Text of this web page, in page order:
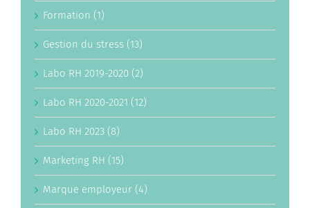
Formation (1)
Gestion du stress (13)
Labo RH 2019-2020 (2)
Labo RH 2020-2021 (12)
Labo RH 2023 (8)
Marketing RH (15)
Marque employeur (4)